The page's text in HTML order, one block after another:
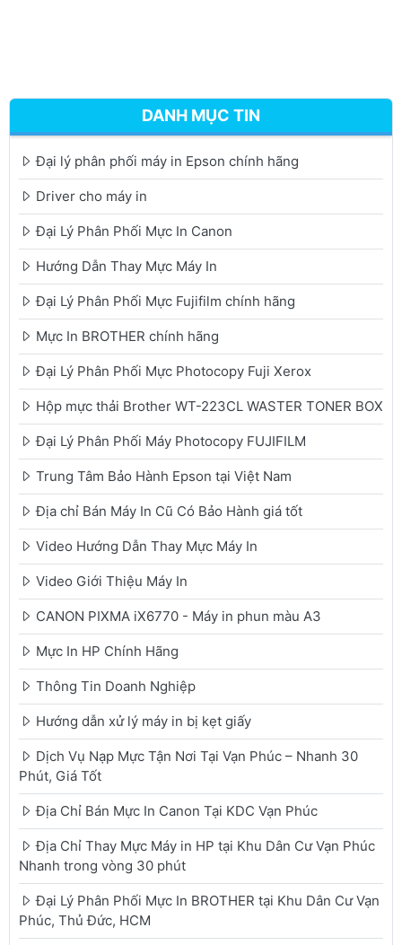
DANH MỤC TIN
Đại lý phân phối máy in Epson chính hãng
Driver cho máy in
Đại Lý Phân Phối Mực In Canon
Hướng Dẫn Thay Mực Máy In
Đại Lý Phân Phối Mực Fujifilm chính hãng
Mực In BROTHER chính hãng
Đại Lý Phân Phối Mực Photocopy Fuji Xerox
Hộp mực thải Brother WT-223CL WASTER TONER BOX
Đại Lý Phân Phối Máy Photocopy FUJIFILM
Trung Tâm Bảo Hành Epson tại Việt Nam
Địa chỉ Bán Máy In Cũ Có Bảo Hành giá tốt
Video Hướng Dẫn Thay Mực Máy In
Video Giới Thiệu Máy In
CANON PIXMA iX6770 - Máy in phun màu A3
Mực In HP Chính Hãng
Thông Tin Doanh Nghiệp
Hướng dẫn xử lý máy in bị kẹt giấy
Dịch Vụ Nạp Mực Tận Nơi Tại Vạn Phúc – Nhanh 30
Phút, Giá Tốt
Địa Chỉ Bán Mực In Canon Tại KDC Vạn Phúc
Địa Chỉ Thay Mực Máy in HP tại Khu Dân Cư Vạn Phúc
Nhanh trong vòng 30 phút
Đại Lý Phân Phối Mực In BROTHER tại Khu Dân Cư Vạn
Phúc, Thủ Đức, HCM